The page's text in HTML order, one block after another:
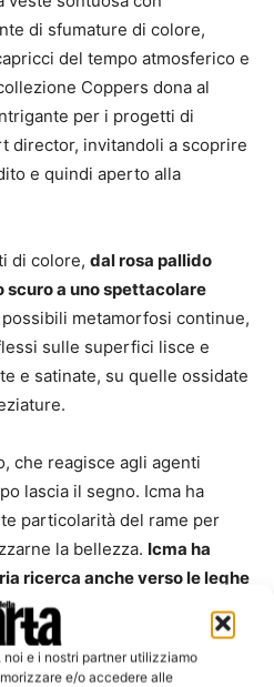
e i nostri partner utilizziamo
e/o accedere alle
di sfumature di colore,
del tempo atmosferico e
Coppers dona al
per i progetti di
director, invitandoli a scoprire
e quindi aperto alla
di colore, dal rosa pallido
scuro a uno spettacolare
metamorfosi continue,
sulle superfici lisce e
e satinate, su quelle ossidate
che reagisce agli agenti
lascia il segno. Icma ha
particolarità del rame per
la bellezza. Icma ha
ricerca anche verso le leghe
combina
, ecco quindi l’oro
biondo come quando si lega